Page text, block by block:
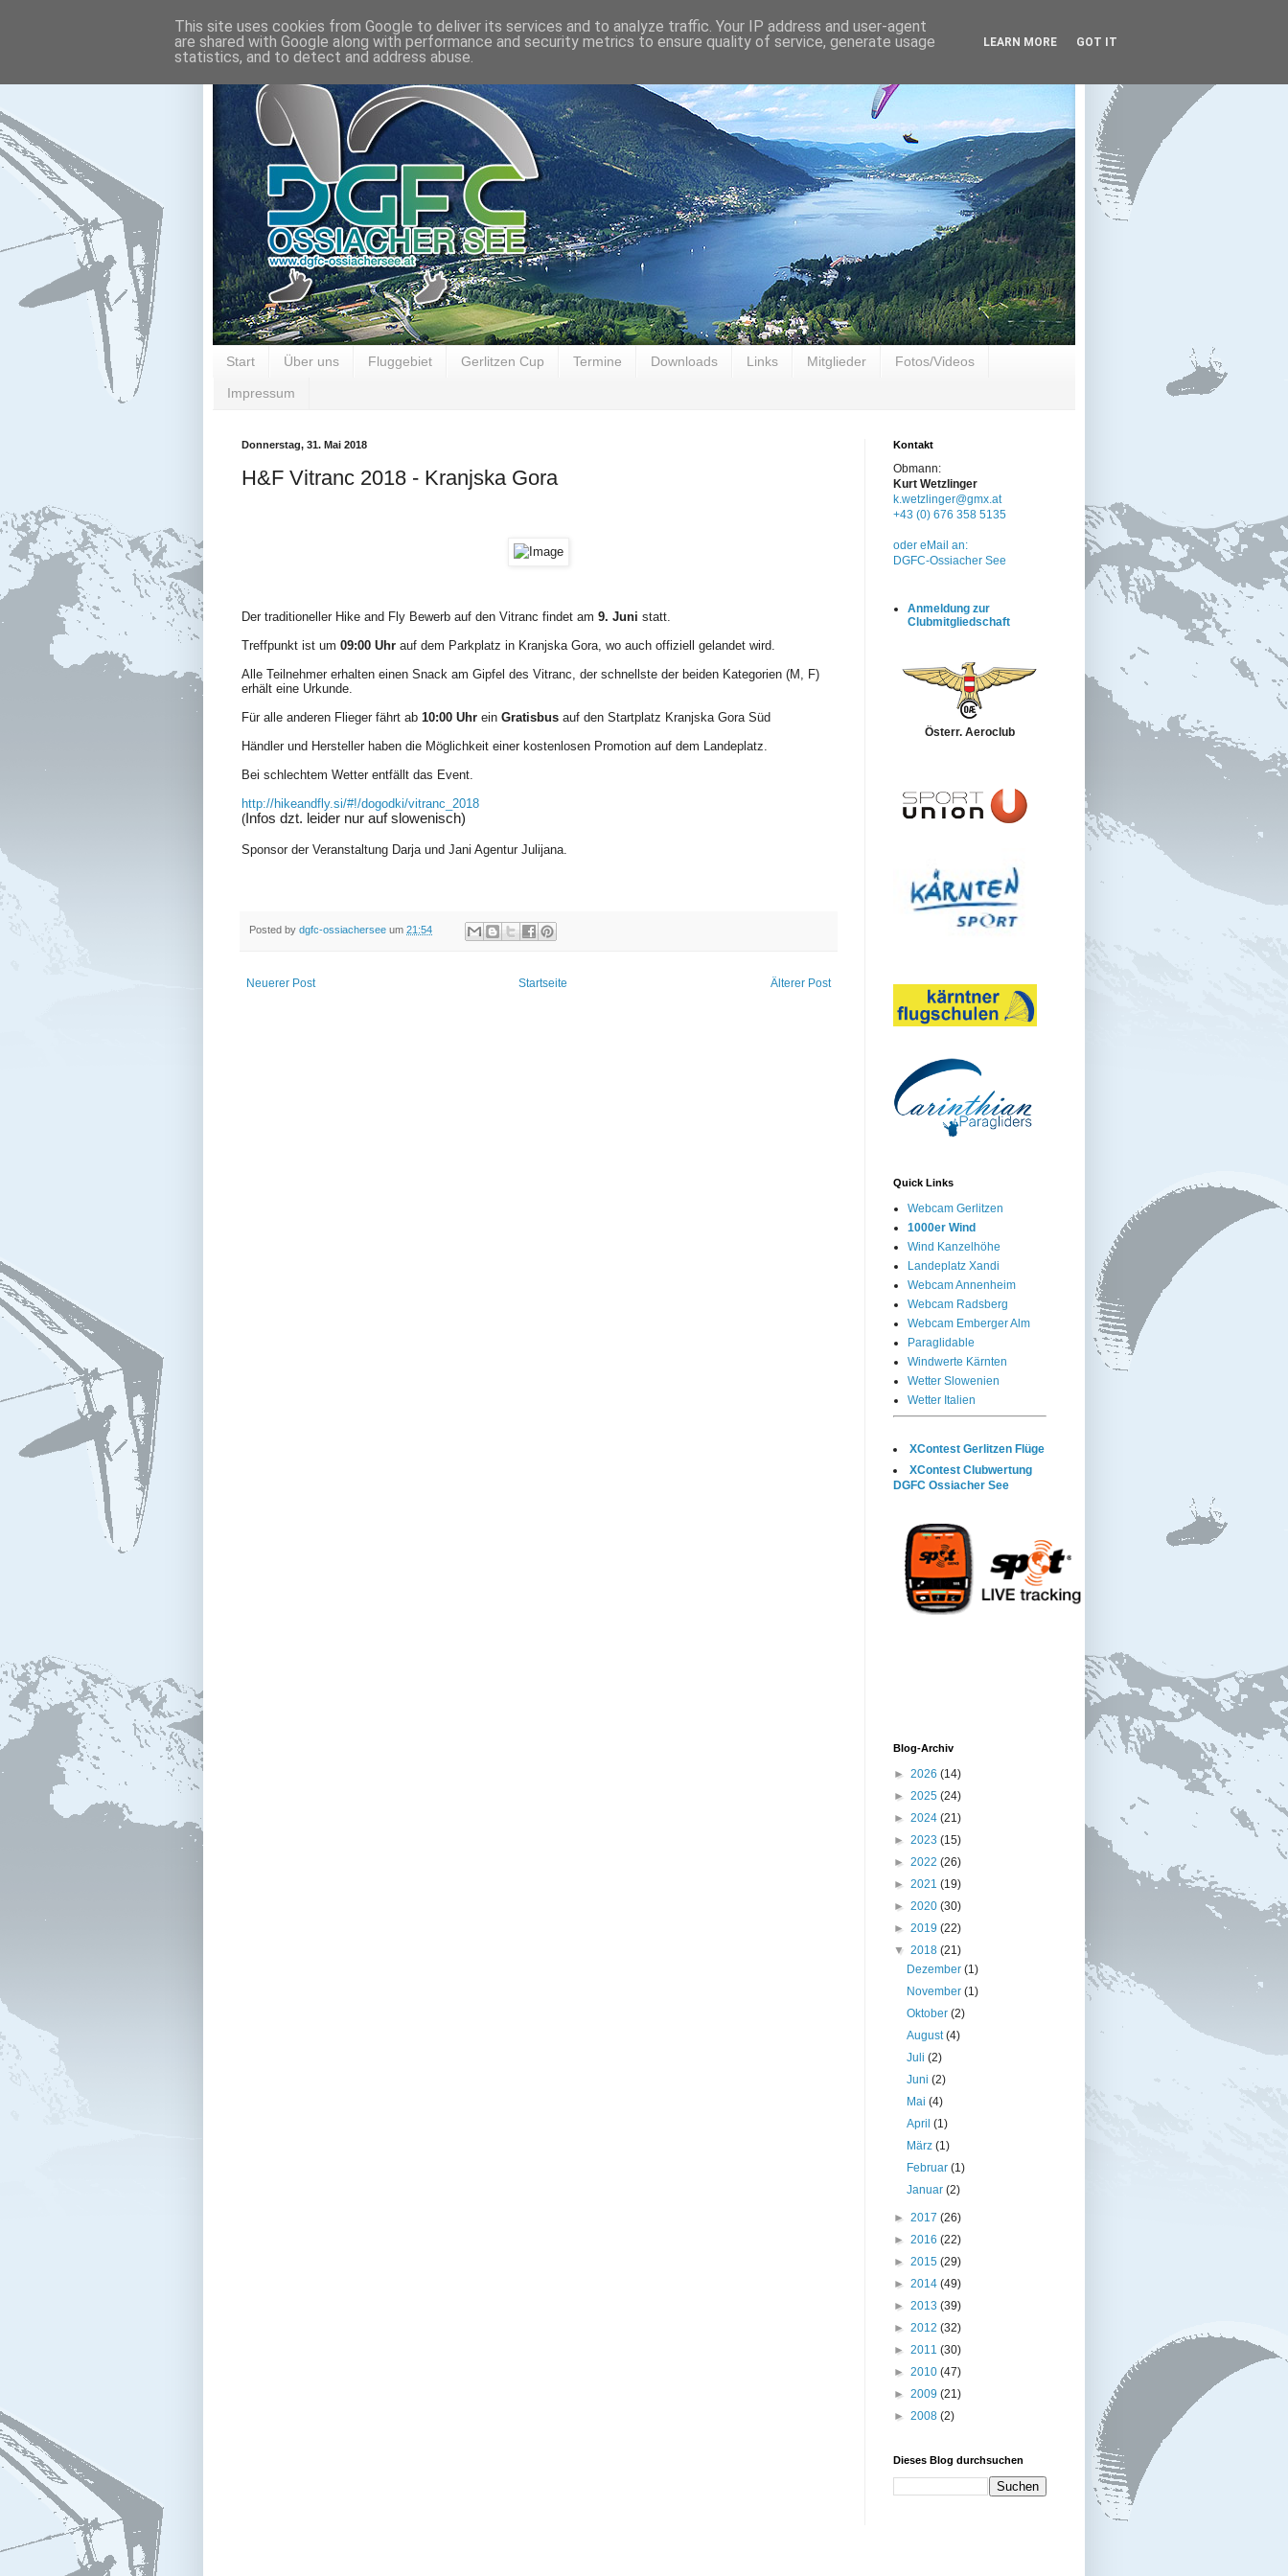
Start Über uns Fluggebiet Gerlitzen Cup Termine Downloads Links Mitglieder Fotos/Videos
Impressum
Donnerstag, 31. Mai 2018
H&F Vitranc 2018 - Kranjska Gora
Der traditioneller Hike and Fly Bewerb auf den Vitranc findet am 9. Juni statt.
Treffpunkt ist um 09:00 Uhr auf dem Parkplatz in Kranjska Gora, wo auch offiziell gelandet wird.
Alle Teilnehmer erhalten einen Snack am Gipfel des Vitranc, der schnellste der beiden Kategorien (M, F)
erhält eine Urkunde.
Für alle anderen Flieger fährt ab 10:00 Uhr ein Gratisbus auf den Startplatz Kranjska Gora Süd
Händler und Hersteller haben die Möglichkeit einer kostenlosen Promotion auf dem Landeplatz.
Bei schlechtem Wetter entfällt das Event.
http://hikeandfly.si/#!/dogodki/vitranc_2018
( Infos dzt. leider nur auf slowenisch)
Sponsor der Veranstaltung Darja und Jani Agentur Julijana.
Posted by dgfc-ossiachersee um 21:54
Neuerer Post Älterer Post
Startseite
Kontakt
Obmann:
Kurt Wetzlinger
k.wetzlinger@gmx.at
+43 (0) 676 358 5135
oder eMail an:
DGFC-Ossiacher See
Anmeldung zur
Clubmitgliedschaft
Österr. Aeroclub
Quick Links
Webcam Gerlitzen
1000er Wind
Wind Kanzelhöhe
Landeplatz Xandi
Webcam Annenheim
Webcam Radsberg
Webcam Emberger Alm
Paraglidable
Windwerte Kärnten
Wetter Slowenien
Wetter Italien
XContest Gerlitzen Flüge
XContest Clubwertung
DGFC Ossiacher See
Blog-Archiv
► 2026 (14)
► 2025 (24)
► 2024 (21)
► 2023 (15)
► 2022 (26)
► 2021 (19)
► 2020 (30)
► 2019 (22)
▼ 2018 (21)
Dezember(1)
November(1)
Oktober(2)
August(4)
Juli(2)
Juni(2)
Mai(4)
April(1)
März(1)
Februar(1)
Januar(2)
► 2017 (26)
► 2016 (22)
► 2015 (29)
► 2014 (49)
► 2013 (39)
► 2012 (32)
► 2011 (30)
► 2010 (47)
► 2009 (21)
► 2008 (2)
Dieses Blog durchsuchen
This site uses cookies from Google to deliver its services and to analyze traffic. Your IP address and user-agent
are shared with Google along with performance and security metrics to ensure quality of service, generate usage
statistics, and to detect and address abuse.
LEARN MORE GOT IT